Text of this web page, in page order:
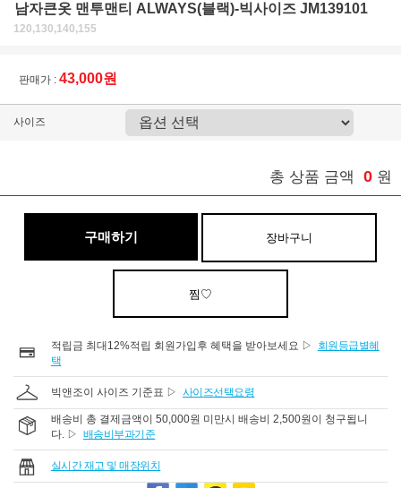
남자큰옷 맨투맨티 ALWAYS(블랙)-빅사이즈 JM139101
120,130,140,155
판매가 : 43,000원
사이즈
총 상품 금액 0 원
구매하기 장바구니
찜♡
적립금 최대12%적립 회원가입후 혜택을 받아보세요 ▷
회원등급별혜
택
빅앤조이 사이즈 기준표 ▷ 사이즈선택요령
배송비 총 결제금액이 50,000원 미만시 배송비 2,500원이 청구됩니
다. ▷ 배송비부과기준
실시간 재고 및 매장위치